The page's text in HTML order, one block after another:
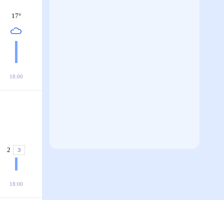
17°
18:00
2 З
18:00